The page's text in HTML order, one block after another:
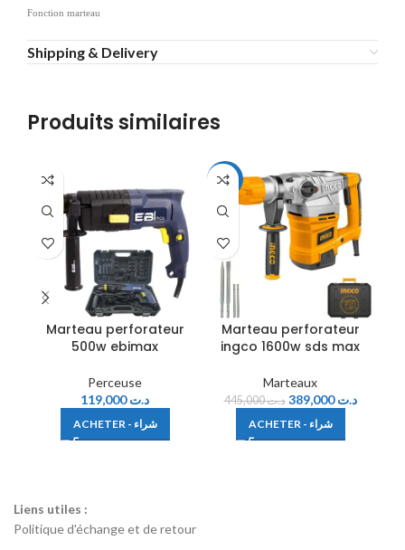
Fonction marteau
Shipping & Delivery
Produits similaires
Marteau perforateur
500w ebimax
Perceuse
د.ت119,000
ACHETER - شراء
-13%
Marteau perforateur
ingco 1600w sds max
Marteaux
د.ت445,000 د.ت389,000
ACHETER - شراء
Liens utiles :
Politique d'échange et de retour